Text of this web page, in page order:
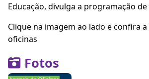
Educação, divulga a programação de
Clique na imagem ao lado e confira
oficinas
Fotos